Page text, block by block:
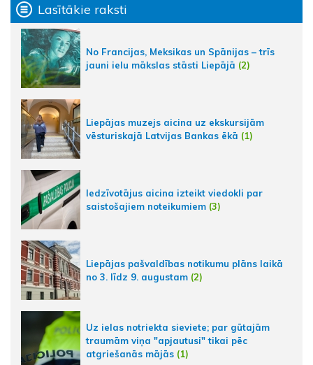
Lasītākie raksti
No Francijas, Meksikas un Spānijas – trīs
jauni ielu mākslas stāsti Liepājā (2)
Liepājas muzejs aicina uz ekskursijām
vēsturiskajā Latvijas Bankas ēkā (1)
Iedzīvotājus aicina izteikt viedokli par
saistošajiem noteikumiem (3)
Liepājas pašvaldības notikumu plāns laikā
no 3. līdz 9. augustam (2)
Uz ielas notriekta sieviete; par gūtajām
traumām viņa "apjautusi" tikai pēc
atgriešanās mājās (1)